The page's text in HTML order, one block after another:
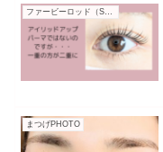
ファービーロッド（S～L）
まつげPHOTO